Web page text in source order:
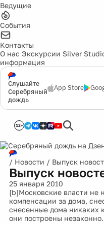
Ведущие
События
Контакты
О нас Экскурсии Silver
информация
Слушайте
Серебряный
дождь
App Store
12+
/ Новости / Выпуск
Выпуск
25 января 2010
[b]Московские власти не
компенсации за дома,
снесенные дома никаких
они построены